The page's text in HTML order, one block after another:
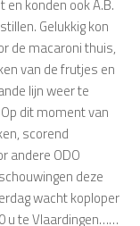
konden ook A.B.
Gelukkig kon
de macaroni thuis,
van de frutjes en
lijn weer te
dit moment van
scorend
andere ODO
deze
wacht koploper
u te Vlaardingen……